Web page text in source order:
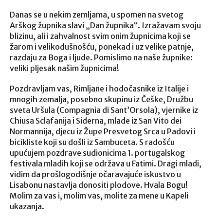
Danas se u nekim zemljama, u spomen na svetog
Arškog župnika slavi „Dan župnika“. Izražavam svoju
blizinu, ali i zahvalnost svim onim župnicima koji se
žarom i velikodušnošću, ponekad i uz velike patnje,
razdaju za Boga i ljude. Pomislimo na naše župnike:
veliki pljesak našim župnicima!
Pozdravljam vas, Rimljane i hodočasnike iz Italije i
mnogih zemalja, posebno skupinu iz Češke, Družbu
sveta Uršula (Compagnia di Sant’Orsola), vjernike iz
Chiusa Sclafanija i Siderna, mlade iz San Vito dei
Normannija, djecu iz Župe Presvetog Srca u Padovi i
bicikliste koji su došli iz Sambuceta. S radošću
upućujem pozdrave sudionicima 1. portugalskog
festivala mladih koji se održava u Fatimi. Dragi mladi,
vidim da prošlogodišnje očaravajuće iskustvo u
Lisabonu nastavlja donositi plodove. Hvala Bogu!
Molim za vas i, molim vas, molite za mene u Kapeli
ukazanja.